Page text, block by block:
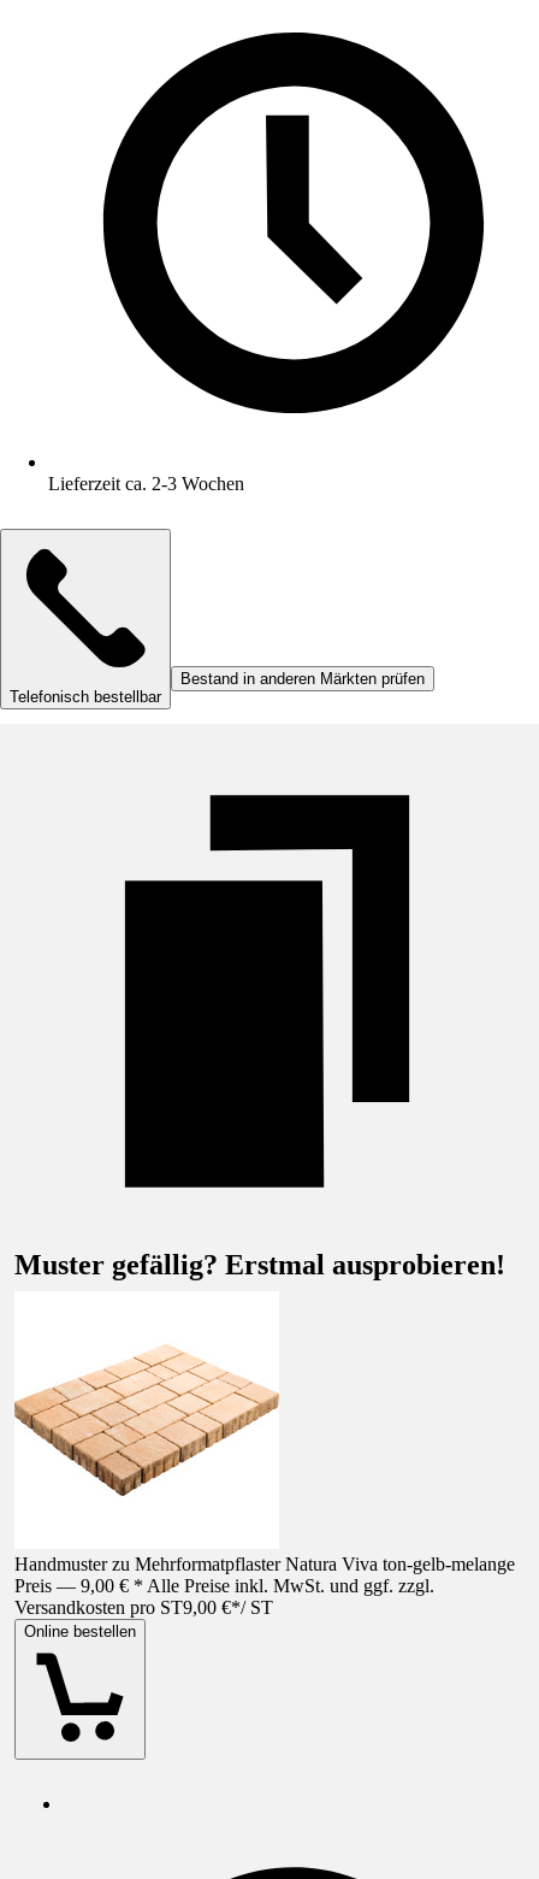
Lieferzeit ca. 2-3 Wochen
Telefonisch bestellbar
Bestand in anderen Märkten prüfen
Muster gefällig? Erstmal ausprobieren!
Handmuster zu Mehrformatpflaster Natura Viva ton-gelb-melange
Preis — 9,00 € * Alle Preise inkl. MwSt. und ggf. zzgl.
Versandkosten pro ST9,00 €*/ ST
Online bestellen